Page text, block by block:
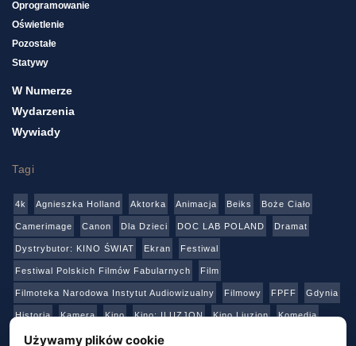
Oprogramowanie
Oświetlenie
Pozostałe
Statywy
W Numerze
Wydarzenia
Wywiady
Tagi
4k Agnieszka Holland Aktorka Animacja Beiks Boże Ciało
Camerimage Canon Dla Dzieci DOC LAB POLAND Dramat
Dystrybutor: KINO ŚWIAT Ekran Festiwal
Festiwal Polskich Filmów Fabularnych Film
Filmoteka Narodowa Instytut Audiowizualny Filmowy FPFF Gdynia
Historia Kamera Kino Kino: ILUZJON Kino Liuzjon Komedia
Konkurs Netflix Online Panasonic
Używamy plików cookie